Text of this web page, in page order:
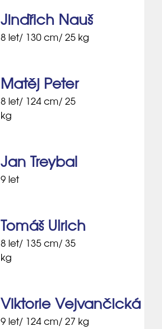
Jindřich Nauš
8 let/ 130 cm/ 25 kg
Matěj Peter
8 let/ 124 cm/ 25
kg
Jan Treybal
9 let
Tomáš Ulrich
8 let/ 135 cm/ 35
kg
Viktorie Vejvančická
9 let/ 124 cm/ 27 kg